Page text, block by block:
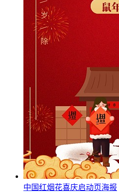
中国红烟花喜庆启动页海报